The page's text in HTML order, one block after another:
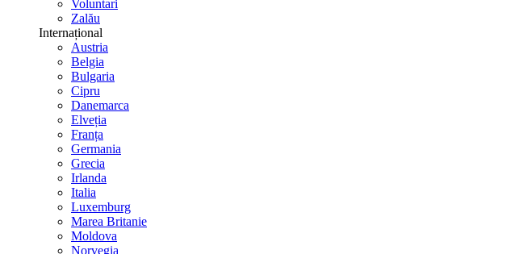
Voluntari
Zalău
Internațional
Austria
Belgia
Bulgaria
Cipru
Danemarca
Elveția
Franța
Germania
Grecia
Irlanda
Italia
Luxemburg
Marea Britanie
Moldova
Norvegia